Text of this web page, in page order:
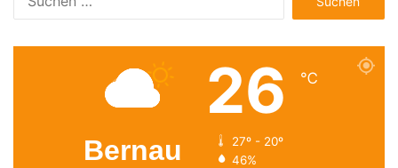
nach:
Bernau
26 ℃
27º - 20º
46%